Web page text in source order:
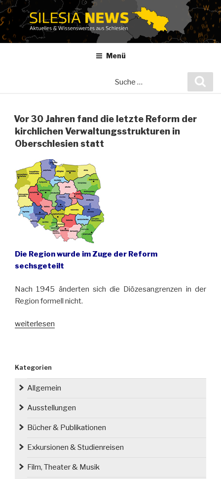
Zum
Inhalt
springen
Menü
Vor 30 Jahren fand die letzte Reform der
kirchlichen Verwaltungsstrukturen in
Oberschlesien statt
Die Region wurde im Zuge der Reform
sechsgeteilt
Nach 1945 änderten sich die Diözesangrenzen in der
Region formell nicht.
„Vor
die
letzte
der
Verwaltungsstrukturen
statt“
weiterlesen
Kategorien
Allgemein
Ausstellungen
Bücher & Publikationen
Exkursionen & Studienreisen
Film, Theater & Musik